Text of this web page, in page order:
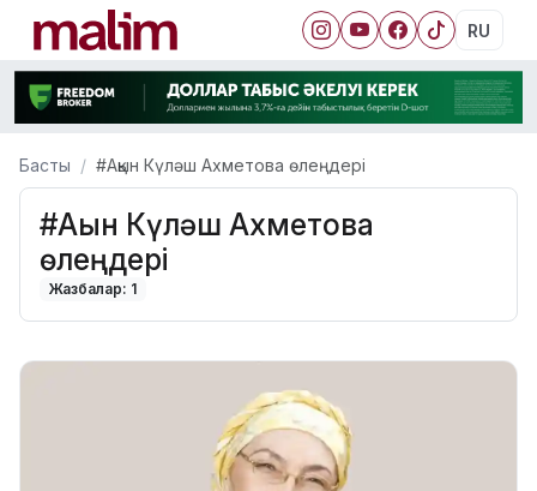
RU
Басты #Ақын Күләш Ахметова өлеңдері
#Ақын Күләш Ахметова
өлеңдері
Жазбалар: 1